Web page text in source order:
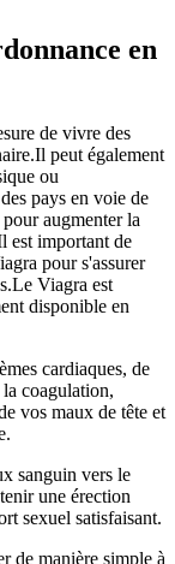
en
de vivre des
peut également
ou
pays en voie de
augmenter la
est important de
pour s'assurer
Viagra est
disponible en
cardiaques, de
coagulation,
vos maux de tête et
sanguin vers le
une érection
sexuel satisfaisant.
de manière simple à